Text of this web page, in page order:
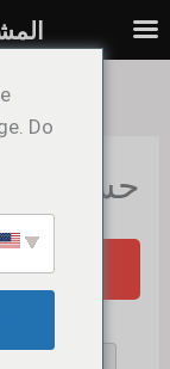
تخطي
حسابي
Login
Do